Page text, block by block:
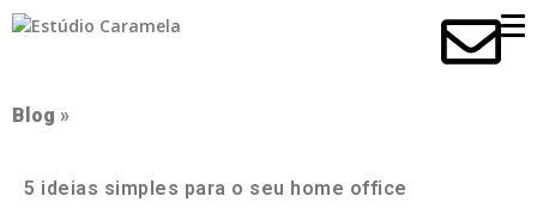
Blog »
5 ideias simples para o seu home office